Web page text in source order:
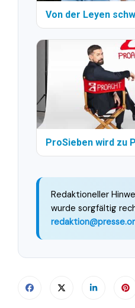
Von der Leyen
ProSieben wird zu
Redaktioneller
wurde sorgfältig